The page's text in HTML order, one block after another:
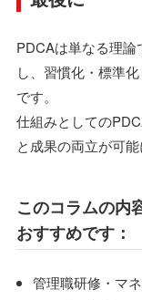
PDCAは単なる理
し、習慣化・標準
です。
仕組みとしての
と成果の両立が可能
このコラムの内
おすすめです：
管理職研修・マ